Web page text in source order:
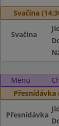
Svačina
Svačina
Menu
Přesnídávka
Přesnídávka